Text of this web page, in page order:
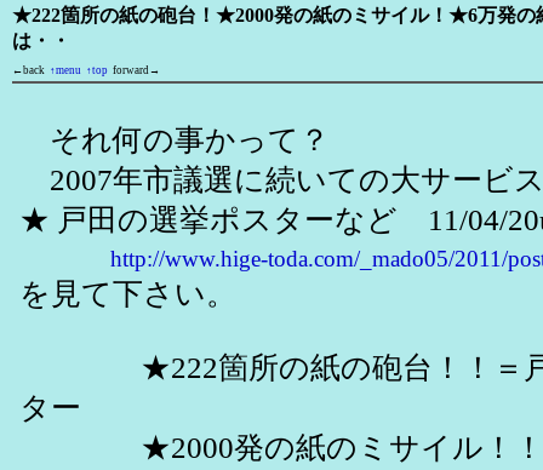
★222箇所の紙の砲台！★2000発の紙のミサイル！★6万発の
は・・
←back ↑menu ↑top forward→
それ何の事かって？
2007年市議選に続いての大サービ
★ 戸田の選挙ポスターなど 11/04/
http://www.hige-toda.com/_mado05/2011/
を見て下さい。
★222箇所の紙の砲台！！＝戸
ター
★2000発の紙のミサイル！！